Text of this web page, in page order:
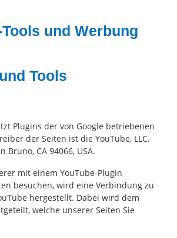
und Werbung
Tools
Plugins der von Google betriebenen
der Seiten ist die YouTube, LLC,
Bruno, CA 94066, USA.
mit einem YouTube-Plugin
besuchen, wird eine Verbindung zu
hergestellt. Dabei wird dem
welche unserer Seiten Sie